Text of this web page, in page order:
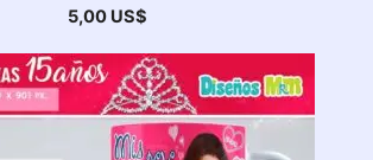
5,00 US$